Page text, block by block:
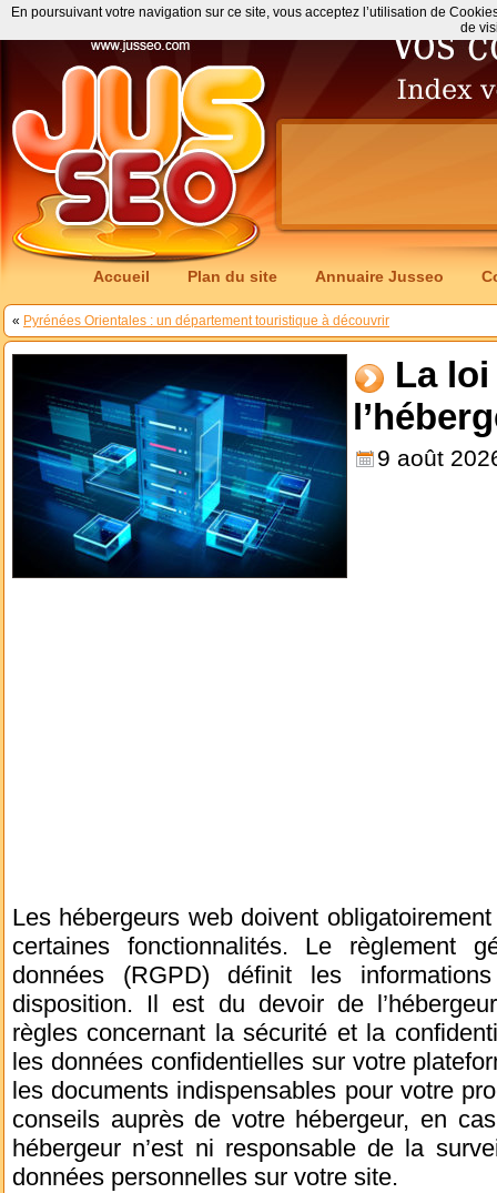
Accueil Plan du site Annuaire Jusseo
« Pyrénées Orientales : un département touristique à découvrir
La
9 août
Les hébergeurs web doivent
certaines fonctionnalités. Le règlement
données (RGPD) définit les
disposition. Il est du devoir de
règles concernant la sécurité et la
les données confidentielles sur votre
les documents indispensables pour votre
conseils auprès de votre hébergeur, en
hébergeur n’est ni responsable de la
données personnelles sur votre site.
En poursuivant votre navigation sur ce site, vous acceptez l’utilisation de
de